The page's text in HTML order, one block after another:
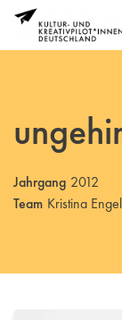
Jahrgang 2012
Team Kristina